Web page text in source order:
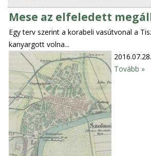
Mese az elfeledett
Egy terv szerint a korabeli vasútvonal a
kanyargott volna...
2016.07.28.
Tovább »